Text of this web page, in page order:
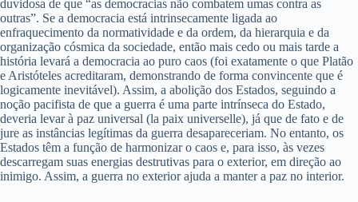
duvidosa de que “as democracias não combatem umas contra as
outras”. Se a democracia está intrinsecamente ligada ao
enfraquecimento da normatividade e da ordem, da hierarquia e da
organização cósmica da sociedade, então mais cedo ou mais tarde a
história levará a democracia ao puro caos (foi exatamente o que Platão
e Aristóteles acreditaram, demonstrando de forma convincente que é
logicamente inevitável). Assim, a abolição dos Estados, seguindo a
noção pacifista de que a guerra é uma parte intrínseca do Estado,
deveria levar à paz universal (la paix universelle), já que de fato e de
jure as instâncias legítimas da guerra desapareceriam. No entanto, os
Estados têm a função de harmonizar o caos e, para isso, às vezes
descarregam suas energias destrutivas para o exterior, em direção ao
inimigo. Assim, a guerra no exterior ajuda a manter a paz no interior.